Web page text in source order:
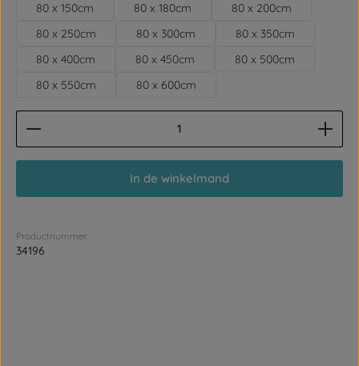
80 x 150cm
80 x 180cm
80 x 200cm
80 x 250cm
80 x 300cm
80 x 350cm
80 x 400cm
80 x 450cm
80 x 500cm
80 x 550cm
80 x 600cm
Producthoeveelheid: Voer de gewenste
In de winkelmand
Productnummer:
34196